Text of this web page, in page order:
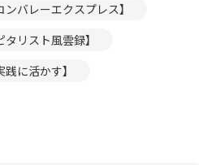
バレーエクスプレス】
リスト風雲録】
に活かす】